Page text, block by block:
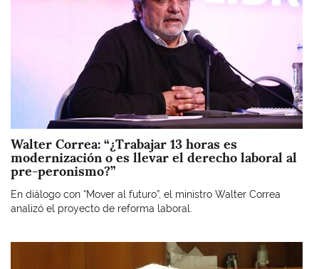
Walter Correa: “¿Trabajar 13 horas es
modernización o es llevar el derecho laboral al
pre-peronismo?”
En diálogo con “Mover al futuro”, el ministro Walter Correa
analizó el proyecto de reforma laboral.